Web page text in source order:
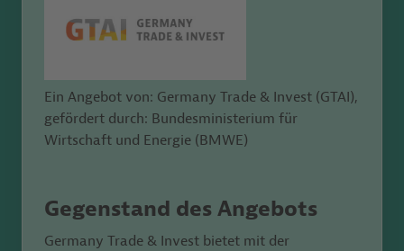
Ein Angebot von: Germany Trade & Invest (GTAI),
gefördert durch: Bundesministerium für
Wirtschaft und Energie (BMWE)
Gegenstand des Angebots
Germany Trade & Invest bietet mit der